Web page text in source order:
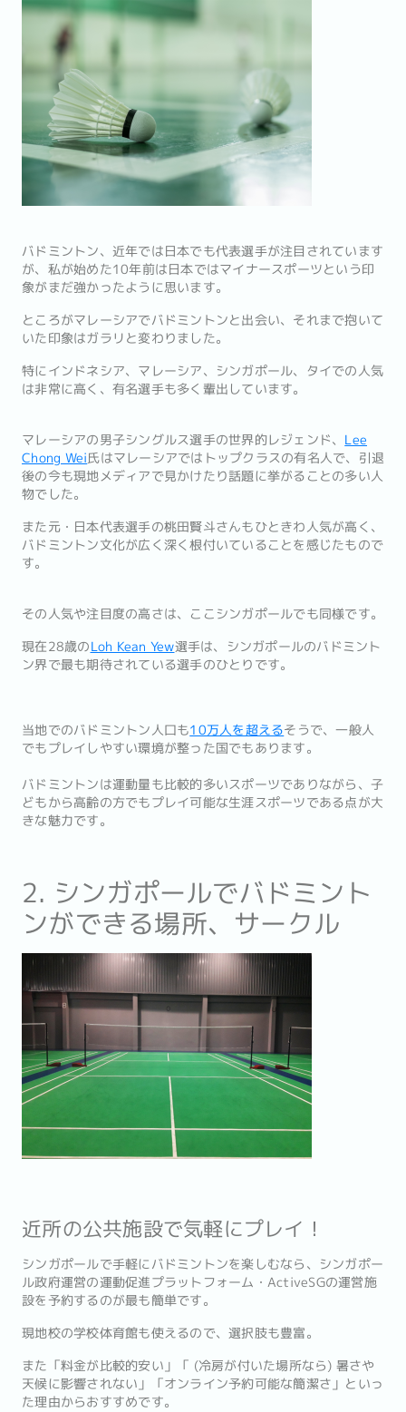
バドミントン、近年では日本でも代表選手が注目されています
が、私が始めた10年前は日本ではマイナースポーツという印
象がまだ強かったように思います。
ところがマレーシアでバドミントンと出会い、それまで抱いて
いた印象はガラリと変わりました。
特にインドネシア、マレーシア、シンガポール、タイでの人気
は非常に高く、有名選手も多く輩出しています。
マレーシアの男子シングルス選手の世界的レジェンド、 Lee
Chong Wei氏はマレーシアではトップクラスの有名人で、引退
後の今も現地メディアで見かけたり話題に挙がることの多い人
物でした。
また元・日本代表選手の桃田賢斗さんもひときわ人気が高く、
バドミントン文化が広く深く根付いていることを感じたもので
す。
その人気や注目度の高さは、ここシンガポールでも同様です。
現在28歳のLoh Kean Yew選手は、シンガポールのバドミント
ン界で最も期待されている選手のひとりです。
当地でのバドミントン人口も10万人を超えるそうで、一般人
でもプレイしやすい環境が整った国でもあります。
バドミントンは運動量も比較的多いスポーツでありながら、子
どもから高齢の方でもプレイ可能な生涯スポーツである点が大
きな魅力です。
2. シンガポールでバドミント
ンができる場所、サークル
近所の公共施設で気軽にプレイ！
シンガポールで手軽にバドミントンを楽しむなら、シンガポー
ル政府運営の運動促進プラットフォーム・ActiveSGの運営施
設を予約するのが最も簡単です。
現地校の学校体育館も使えるので、選択肢も豊富。
また「料金が比較的安い」「 (冷房が付いた場所なら) 暑さや
天候に影響されない」「オンライン予約可能な簡潔さ」といっ
た理由からおすすめです。